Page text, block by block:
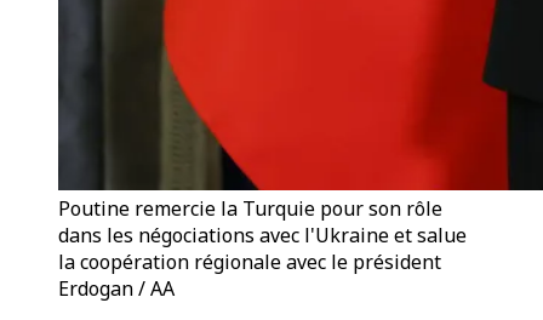
Poutine remercie la Turquie pour son rôle
dans les négociations avec l'Ukraine et salue
la coopération régionale avec le président
Erdogan / AA